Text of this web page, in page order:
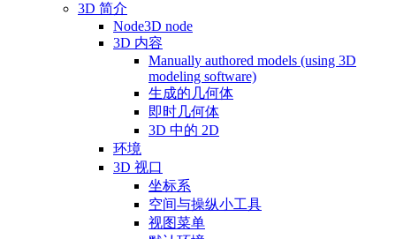
3D 简介
Node3D node
3D 内容
Manually authored models (using 3D
modeling software)
生成的几何体
即时几何体
3D 中的 2D
环境
3D 视口
坐标系
空间与操纵小工具
视图菜单